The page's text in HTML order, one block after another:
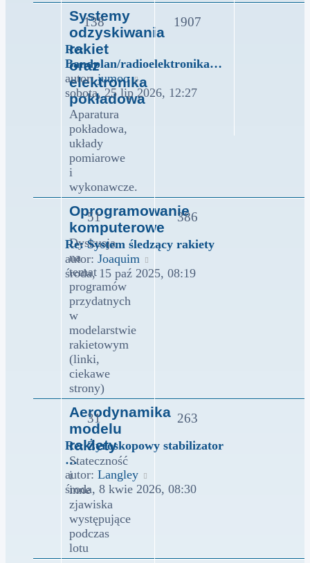
Systemy
odzyskiwania
rakiet
oraz
elektronika
pokładowa
Aparatura
pokładowa,
układy
pomiarowe
i
wykonawcze.
138 1907
Re:
Bandplan/radioelektronika…
autor:jumoo
Wyświetl
najnowszy
post
sobota, 25 lip 2026, 12:27
Oprogramowanie
komputerowe
Dyskusja
na
temat
programów
przydatnych
w
modelarstwie
rakietowym
(linki,
ciekawe
strony)
51 386
Re: System śledzący rakiety
autor: Joaquim
najnowszy
środa, 15 paź 2025, 08:19
Aerodynamika
modelu
rakiety
Stateczność
i
inne
zjawiska
występujące
podczas
lotu
31 263
Re: Żyroskopowy stabilizator
…
autor: Langley
najnowszy
środa, 8 kwie 2026, 08:30